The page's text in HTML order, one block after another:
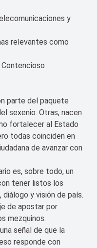
y
relevantes como
parte del paquete
sexenio. Otras, nacen
fortalecer al Estado
todas coinciden en
de avanzar con
es, sobre todo, un
tener listos los
y visión de país.
de apostar por
mezquinos.
señal de que la
responde con